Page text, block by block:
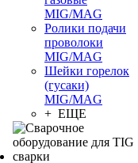
MIG/MAG
Ролики подачи
проволоки
MIG/MAG
Шейки горелок
(гусаки)
MIG/MAG
+ ЕЩЕ